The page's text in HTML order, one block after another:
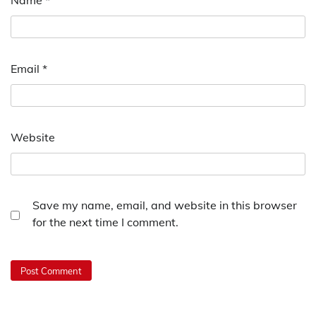
Email *
Website
Save my name, email, and website in this browser
for the next time I comment.